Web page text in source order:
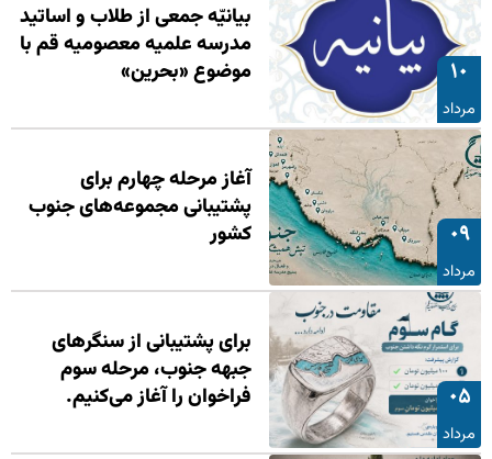
۱۰
مرداد
بیانیّه جمعی از طلاب و اساتید
مدرسه علمیه معصومیه قم با
موضوع «بحرین»
۰۹
مرداد
آغاز مرحله چهارم برای
پشتیبانی مجموعه‌های جنوب
کشور
۰۵
مرداد
برای پشتیبانی از سنگرهای
جبهه جنوب، مرحله سوم
فراخوان را آغاز می‌کنیم.